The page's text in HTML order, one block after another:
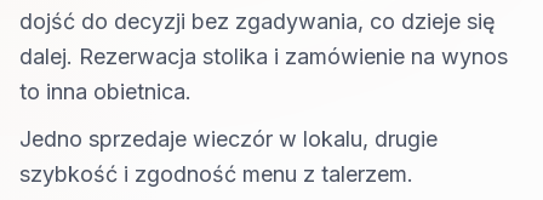
dojść do decyzji bez zgadywania, co dzieje się
dalej. Rezerwacja stolika i zamówienie na wynos
to inna obietnica.
Jedno sprzedaje wieczór w lokalu, drugie
szybkość i zgodność menu z talerzem.